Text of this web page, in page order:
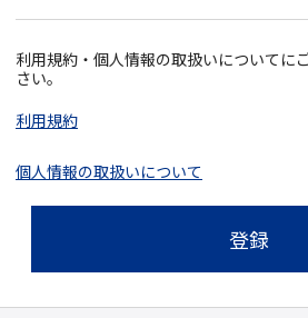
利用規約・個人情報の取扱いについてに
さい。
利用規約
個人情報の取扱いについて
登録